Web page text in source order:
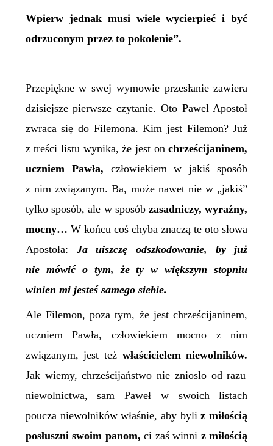
Wpierw jednak musi wiele wycierpieć i być
odrzuconym przez to pokolenie”.
Przepiękne w swej wymowie przesłanie zawiera
dzisiejsze pierwsze czytanie. Oto Paweł Apostoł
zwraca się do Filemona. Kim jest Filemon? Już
z treści listu wynika, że jest onchrześcijaninem,
uczniem Pawła, człowiekiem w jakiś sposób
z nim związanym. Ba, może nawet nie w „jakiś”
tylko sposób, ale w sposób zasadniczy, wyraźny,
mocny… W końcu coś chyba znaczą te oto słowa
Apostoła: Ja uiszczę odszkodowanie, by już
nie mówić o tym, że ty w większym stopniu
winien mi jesteś samego siebie.
Ale Filemon, poza tym, że jest chrześcijaninem,
uczniem Pawła, człowiekiem mocno z nim
związanym, jest też właścicielem niewolników.
Jak wiemy, chrześcijaństwo nie zniosło od razu
niewolnictwa, sam Paweł w swoich listach
poucza niewolników właśnie, aby byliz miłością
posłuszni swoim panom, ci zaś winni z miłością